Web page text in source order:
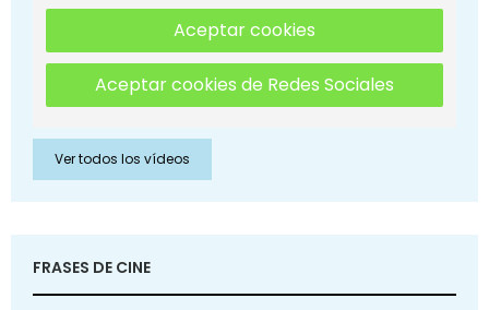
Aceptar cookies
Aceptar cookies de Redes Sociales
Ver todos los vídeos
FRASES DE CINE